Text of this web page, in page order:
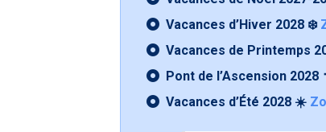
Vacances d’Hiver 2028 ❄️
Vacances de Printemps
Pont de l’Ascension 2028
Vacances d’Été 2028 ☀️